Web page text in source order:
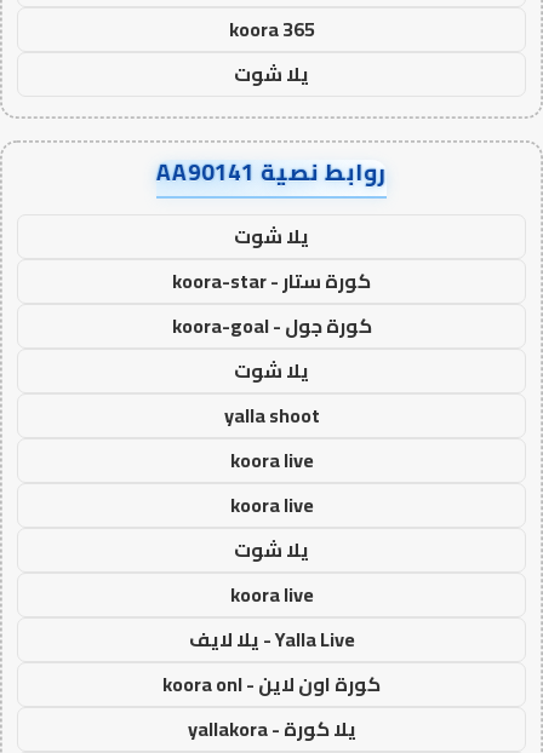
koora 365
يلا شوت
روابط نصية AA90141
يلا شوت
كورة ستار - koora-star
كورة جول - koora-goal
يلا شوت
yalla shoot
koora live
koora live
يلا شوت
koora live
Yalla Live - يلا لايف
كورة اون لاين - koora onl
يلا كورة - yallakora